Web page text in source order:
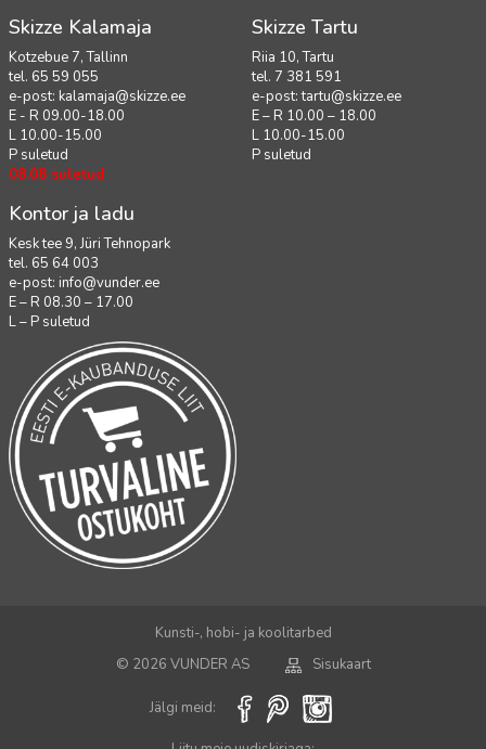
Skizze Kalamaja
Kotzebue 7, Tallinn
tel. 65 59 055
e-post: kalamaja@skizze.ee
E - R 09.00-18.00
L 10.00-15.00
P suletud
08.08 suletud
Skizze Tartu
Riia 10, Tartu
tel. 7 381 591
e-post:tartu@skizze.ee
E – R 10.00 – 18.00
L 10.00-15.00
P suletud
Kontor ja ladu
Kesk tee 9, Jüri Tehnopark
tel. 65 64 003
e-post: info@vunder.ee
E – R 08.30 – 17.00
L – P suletud
Kunsti-, hobi- ja koolitarbed
© 2026 VUNDER AS
Sisukaart
Jälgi meid: